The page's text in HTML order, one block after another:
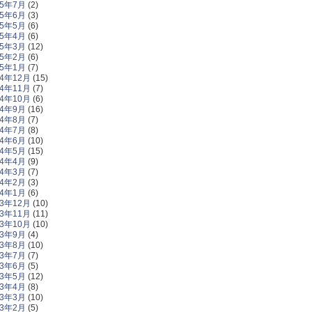
年7月 (2)
年6月 (3)
年5月 (6)
年4月 (6)
年3月 (12)
年2月 (6)
年1月 (7)
年12月 (15)
年11月 (7)
年10月 (6)
年9月 (16)
年8月 (7)
年7月 (8)
年6月 (10)
年5月 (15)
年4月 (9)
年3月 (7)
年2月 (3)
年1月 (6)
年12月 (10)
年11月 (11)
年10月 (10)
年9月 (4)
年8月 (10)
年7月 (7)
年6月 (5)
年5月 (12)
年4月 (8)
年3月 (10)
年2月 (5)